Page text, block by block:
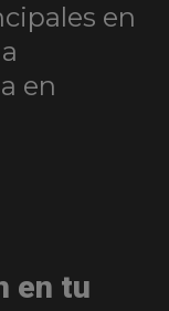
en Fortnite
en
en
en tu